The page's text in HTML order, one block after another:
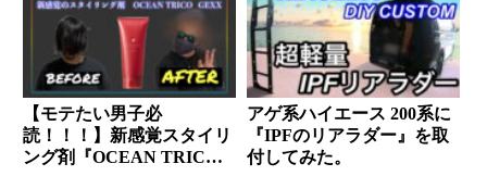
【モテたい男子必
読！！！】新感覚スタイリ
ング剤『OCEAN TRICO
アゲ系ハイエース 200系に
『IPFのリアラダー』を取
付してみた。